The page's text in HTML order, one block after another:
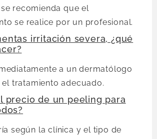
recomienda que el
se realice por un profesional.
irritación severa, ¿qué
a un dermatólogo
tratamiento adecuado.
precio de un peeling para
según la clínica y el tipo de